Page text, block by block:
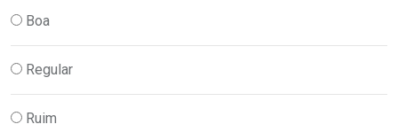
Boa
Regular
Ruim